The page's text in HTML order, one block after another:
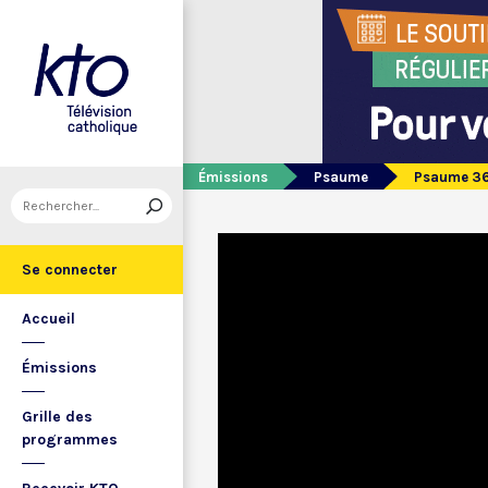
Se connecter
Accueil
Émissions
Grille des
programmes
Émissions Psaume Psaume